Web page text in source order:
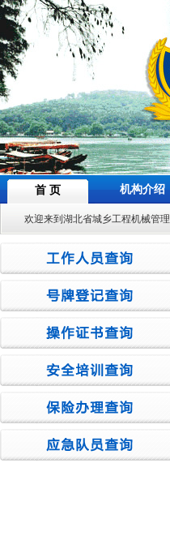
首 页 机构介绍
欢迎来到湖北省城乡工程机械管